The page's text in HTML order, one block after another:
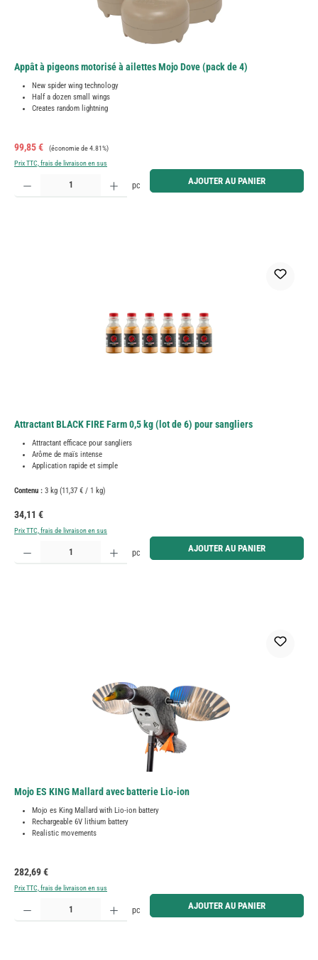
Appât à pigeons motorisé à ailettes Mojo Dove (pack de 4)
New spider wing technology
Half a dozen small wings
Creates random lightning
Prix de vente :
99,85 € Prix régulier :
(économie de 4.81%)
Prix TTC, frais de livraison en sus
Quantité de produit : Entrez la quantité souhaitée ou utilisez les boutons pour augmenter ou
pc AJOUTER AU PANIER
Attractant BLACK FIRE Farm 0,5 kg (lot de 6) pour sangliers
Attractant efficace pour sangliers
Arôme de maïs intense
Application rapide et simple
Contenu : 3 kg (11,37 € / 1 kg)
Prix régulier :
34,11 €
Prix TTC, frais de livraison en sus
Quantité de produit : Entrez la quantité souhaitée ou utilisez les boutons pour augmenter ou
pc AJOUTER AU PANIER
Mojo ES KING Mallard avec batterie Lio-ion
Mojo es King Mallard with Lio-ion battery
Rechargeable 6V lithium battery
Realistic movements
Prix régulier :
282,69 €
Prix TTC, frais de livraison en sus
Quantité de produit : Entrez la quantité souhaitée ou utilisez les boutons pour augmenter ou
pc AJOUTER AU PANIER